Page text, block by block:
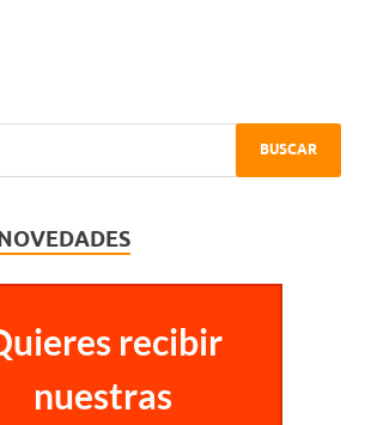
recibir
nuestras